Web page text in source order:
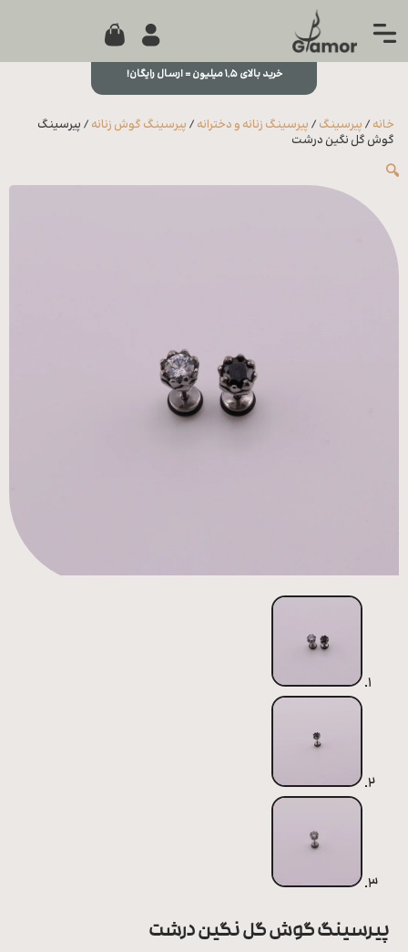
جستجو...
مجله
0
خرید بالای ۱,۵ میلیون = ارسال رایگان!
خانه / پیرسینگ / پیرسینگ زنانه و دخترانه / پیرسینگ گوش زنانه / پیرسینگ
گوش گل نگین درشت
🔍
پیرسینگ گوش گل نگین درشت